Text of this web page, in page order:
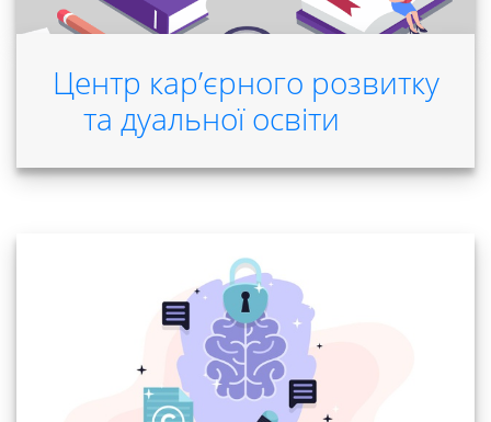
ректора
Освітня
діяльність
Абітурієнтам
Міжнародна
Центр кар’єрного розвитку
та дуальної освіти